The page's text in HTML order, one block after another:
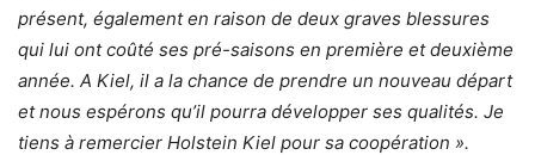
présent, également en raison de deux graves blessures
qui lui ont coûté ses pré-saisons en première et deuxième
année. A Kiel, il a la chance de prendre un nouveau départ
et nous espérons qu’il pourra développer ses qualités. Je
tiens à remercier Holstein Kiel pour sa coopération ».